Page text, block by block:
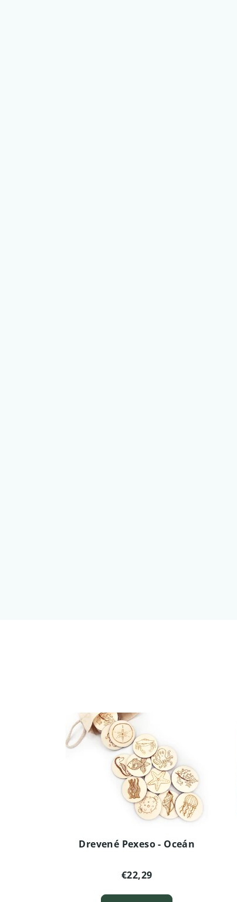
Drevené Pexeso - Oceán
€22,29